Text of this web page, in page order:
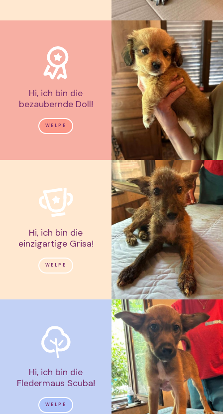
Hi, ich bin die
bezaubernde Doll!
WELPE
Hi, ich bin die
einzigartige Grisa!
WELPE
Hi, ich bin die
Fledermaus Scuba!
WELPE